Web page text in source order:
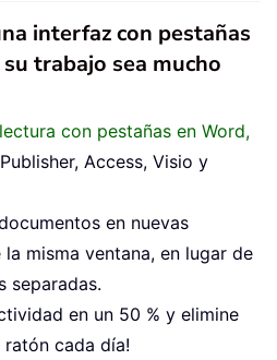
interfaz con pestañas
trabajo sea mucho
con pestañas en Word,
Access, Visio y
en nuevas
misma ventana, en lugar de
separadas.
en un 50 % y elimine
cada día!